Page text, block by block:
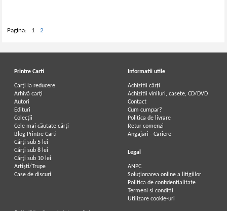
Pagina: 1 2
Printre Carti
Carți la reducere
Arhivă carți
Autori
Edituri
Colecții
Cele mai căutate cărți
Blog Printre Carti
Cărţi sub 5 lei
Cărţi sub 8 lei
Cărţi sub 10 lei
Artiști/Trupe
Case de discuri
Informatii utile
Achizitii cărți
Achizitii viniluri, casete, CD/DVD
Contact
Cum cumpar?
Politica de livrare
Retur comenzi
Angajari - Cariere
Legal
ANPC
Soluționarea online a litigiilor
Politica de confidentialitate
Termeni si conditii
Utilizare cookie-uri